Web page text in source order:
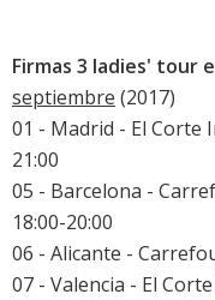
Firmas 3 ladies' tour
septiembre (2017)
01 - Madrid - El Corte
21:00
05 - Barcelona -
18:00-20:00
06 - Alicante -
07 - Valencia - El